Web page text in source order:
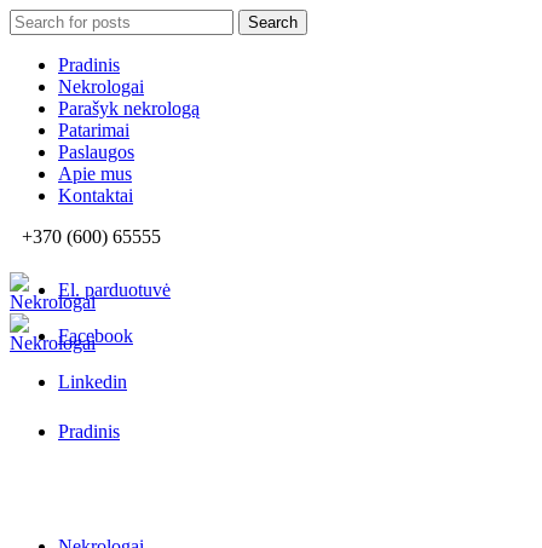
Search
for:
Search
Pradinis
Nekrologai
Parašyk nekrologą
Patarimai
Paslaugos
Apie mus
Kontaktai
+370 (600) 65555
El. parduotuvė
Facebook
Linkedin
Pradinis